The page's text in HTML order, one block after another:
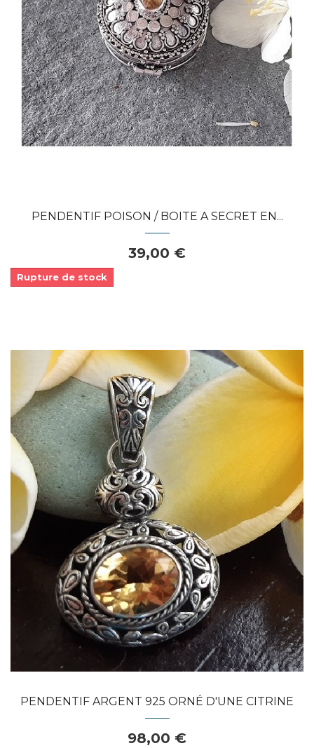
APERÇU RAPIDE
PENDENTIF POISON / BOITE A SECRET EN...
39,00 €
Rupture de stock
Dans mon panier
APERÇU RAPIDE
PENDENTIF ARGENT 925 ORNÉ D'UNE CITRINE
98,00 €